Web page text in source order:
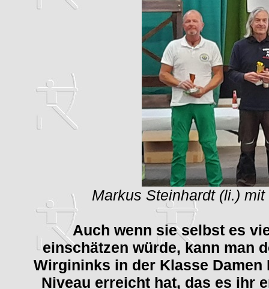
Markus Steinhardt (li.)
Auch wenn sie selbst es
einschätzen würde, kann man
Wirgininks in der Klasse
Niveau erreicht hat, das es ihr